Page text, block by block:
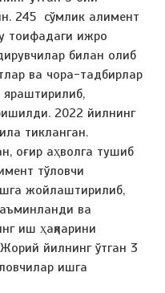
245 сўмлик алимент
тоифадаги ижро
билан олиб
ва чора-тадбирлар
2022 йилнинг
тикланган.
оғир аҳволга тушиб
тўловчи
жойлаштирилиб,
ва
иш ҳақларини
йилнинг ўтган 3
ишга